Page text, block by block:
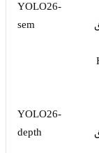
YOLO26-
sem
YOLO26-
depth